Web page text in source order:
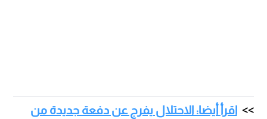
اقرأ أيضا: الاحتلال يفرج عن دفعة جديدة من